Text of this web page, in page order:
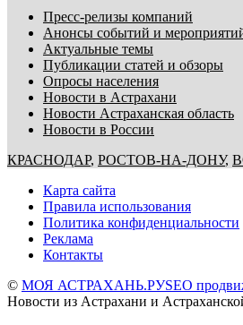
Пресс-релизы компаний
Анонсы событий и
Актуальные темы
Публикации статей и обзоры
Опросы населения
Новости в Астрахани
Новости Астраханская область
Новости в России
КРАСНОДАР, РОСТОВ-НА-ДОНУ,
Карта сайта
Правила использования
Политика конфиденциальности
Реклама
Контакты
© МОЯ АСТРАХАНЬ.РУSEO
Новости из Астрахани и